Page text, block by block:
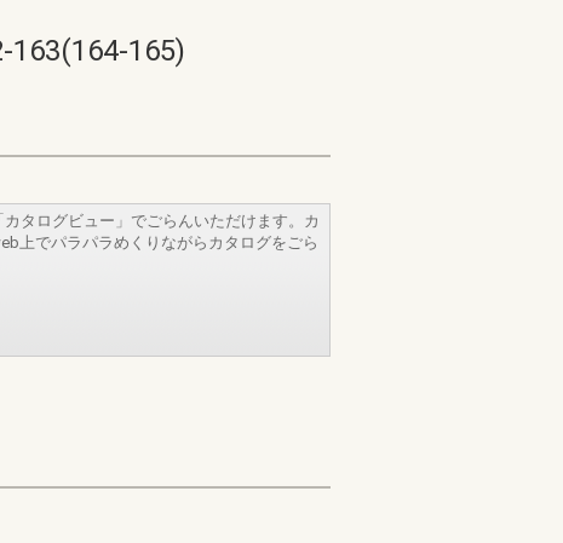
165)
タログビュー」でごらんいただけます。カ
上でパラパラめくりながらカタログをごら